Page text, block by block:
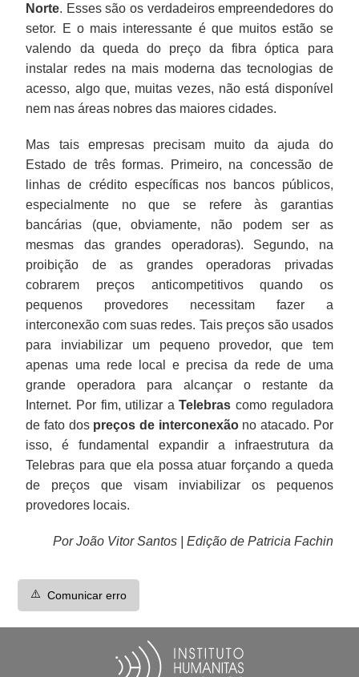
Norte. Esses são os verdadeiros empreendedores do
setor. E o mais interessante é que muitos estão se
valendo da queda do preço da fibra óptica para
instalar redes na mais moderna das tecnologias de
acesso, algo que, muitas vezes, não está disponível
nem nas áreas nobres das maiores cidades.
Mas tais empresas precisam muito da ajuda do
Estado de três formas. Primeiro, na concessão de
linhas de crédito específicas nos bancos públicos,
especialmente no que se refere às garantias
bancárias (que, obviamente, não podem ser as
mesmas das grandes operadoras). Segundo, na
proibição de as grandes operadoras privadas
cobrarem preços anticompetitivos quando os
pequenos provedores necessitam fazer a
interconexão com suas redes. Tais preços são usados
para inviabilizar um pequeno provedor, que tem
apenas uma rede local e precisa da rede de uma
grande operadora para alcançar o restante da
Internet. Por fim, utilizar aTelebras como reguladora
de fato dos preços de interconexãono atacado. Por
isso, é fundamental expandir a infraestrutura da
Telebras para que ela possa atuar forçando a queda
de preços que visam inviabilizar os pequenos
provedores locais.
Por João Vitor Santos | Edição de Patricia Fachin
⚠️ Comunicar erro